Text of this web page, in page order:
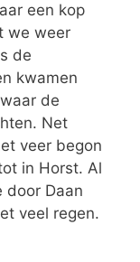
een kop
we weer
de
kwamen
de
Net
veer begon
in Horst. Al
door Daan
veel regen.